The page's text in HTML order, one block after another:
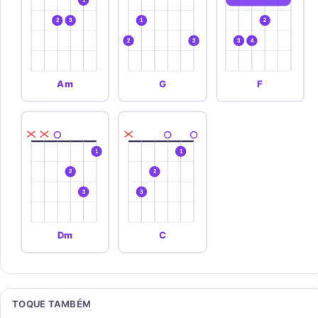
2 3
Am
2
1
3
G
3 4
2
F
2
3
1
Dm
3
2
1
C
TOQUE TAMBÉM